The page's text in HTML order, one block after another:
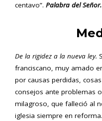
centavo”. Palabra del Señor.
De la rigidez a la nueva ley.
franciscano, muy amado
por causas perdidas,
consejos ante problemas
milagroso, que falleció al
iglesia siempre en reforma.